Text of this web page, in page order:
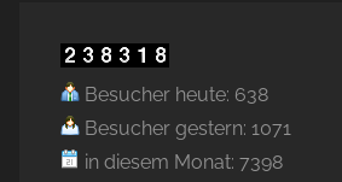
Besucher heute: 638
Besucher gestern: 1071
in diesem Monat: 7398